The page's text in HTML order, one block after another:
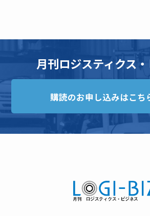
月刊ロジスティクス
購読のお申し込みはこち